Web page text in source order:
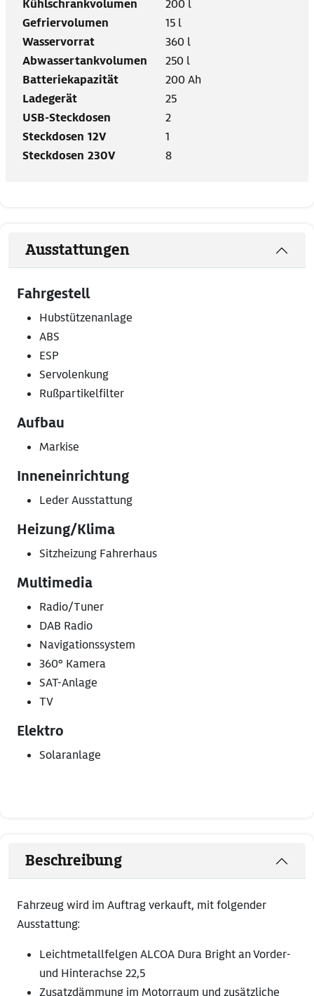
Kühlschrankvolumen
200 l
Gefriervolumen
15 l
Wasservorrat
360 l
Abwassertankvolumen
250 l
Batteriekapazität
200 Ah
Ladegerät
25
USB-Steckdosen
2
Steckdosen 12V
1
Steckdosen 230V
8
Ausstattungen
Fahrgestell
Hubstützenanlage
ABS
ESP
Servolenkung
Rußpartikelfilter
Aufbau
Markise
Inneneinrichtung
Leder Ausstattung
Heizung/Klima
Sitzheizung Fahrerhaus
Multimedia
Radio/Tuner
DAB Radio
Navigationssystem
360° Kamera
SAT-Anlage
TV
Elektro
Solaranlage
Beschreibung
Fahrzeug wird im Auftrag verkauft, mit folgender
Ausstattung:
Leichtmetallfelgen ALCOA Dura Bright an Vorder-
und Hinterachse 22,5
Zusatzdämmung im Motorraum und zusätzliche